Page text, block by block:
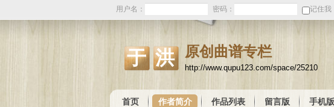
用户名： 密码： 记住我
于洪 原创曲谱专栏
http://www.qupu123.com/space/25210
首页 作者简介 作品列表 留言版 手机版